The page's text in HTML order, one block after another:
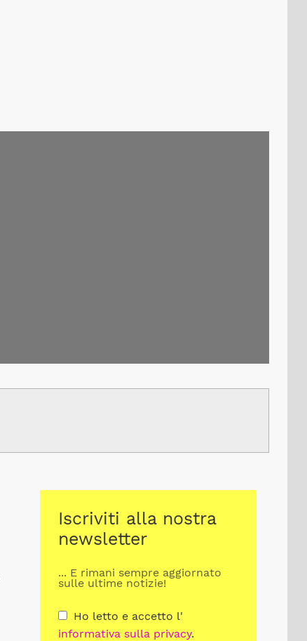
Iscriviti alla nostra
newsletter
... E rimani sempre aggiornato
sulle ultime notizie!
Ho letto e accetto l'
informativa sulla privacy.